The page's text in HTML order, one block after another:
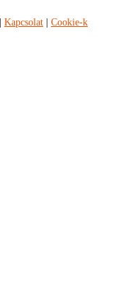
Kapcsolat
Cookie-k